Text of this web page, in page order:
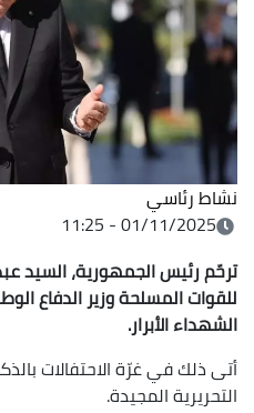
نشاط رئاسي
01/11/2025 - 11:25
ترحّم رئيس الجمهورية، السيد عبد
للقوات المسلحة وزير الدفاع
الشهداء الأبرار.
التحريرية المجيدة.